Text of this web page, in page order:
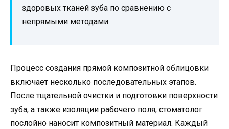
здоровых тканей зуба по сравнению с
непрямыми методами.
Процесс создания прямой композитной облицовки
включает несколько последовательных этапов.
После тщательной очистки и подготовки поверхности
зуба, а также изоляции рабочего поля, стоматолог
послойно наносит композитный материал. Каждый